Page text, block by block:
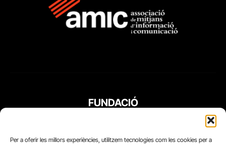
Per a oferir les millors experiències, utilitzem tecnologies com les cookies per a
FUNDACIÓ